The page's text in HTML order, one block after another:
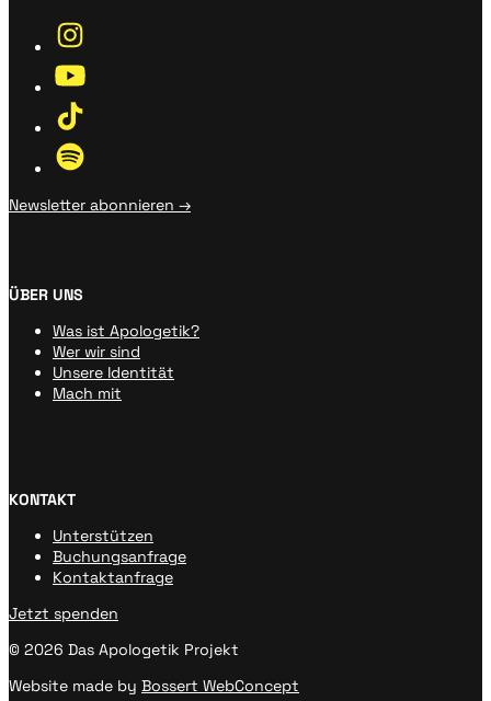
Newsletter abonnieren →
ÜBER UNS
Was ist Apologetik?
Wer wir sind
Unsere Identität
Mach mit
KONTAKT
Unterstützen
Buchungsanfrage
Kontaktanfrage
Jetzt spenden
© 2026 Das Apologetik Projekt
Website made by Bossert WebConcept